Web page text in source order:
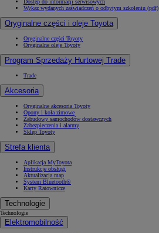
Wykaz wydanych zaświadczeń o odbytym szkoleniu (pdf)
Oryginalne części i oleje Toyota
Oryginalne części Toyoty
Oryginalne oleje Toyoty
Program Sprzedaży Hurtowej Trade
Trade
Akcesoria
Oryginalne akcesoria Toyoty
Opony i koła zimowe
Zabudowy samochodów dostawczych
Zabezpieczenia i alarmy
Sklep Toyoty
Strefa klienta
Aplikacja MyToyota
Instrukcje obsługi
Aktualizacja map
System Bluetooth®
Karty Ratownicze
Technologie
Technologie
Elektromobilność